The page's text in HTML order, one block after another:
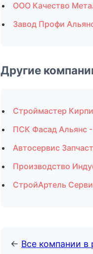
ООО Качество
Завод Профи
Другие
Строймастер
ПСК Фасад Альянс
Автосервис
Производство
СтройАртель
← Все компании в